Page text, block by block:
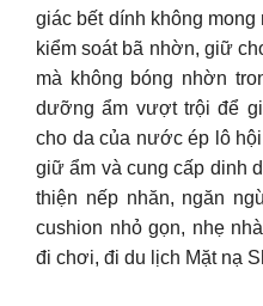
giác bết dính không mong
kiểm soát bã nhờn, giữ
mà không bóng nhờn
dưỡng ẩm vượt trội để
cho da của nước ép lô
giữ ẩm và cung cấp dinh
thiện nếp nhăn, ngăn
cushion nhỏ gọn, nhẹ
đi chơi, đi du lịch Mặt nạ